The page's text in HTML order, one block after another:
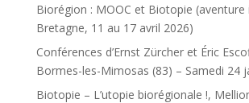
Biorégion : MOOC et Biotopie (aventure
Bretagne, 11 au 17 avril 2026)
Conférences d’Ernst Zürcher et Éric
Bormes-les-Mimosas (83) – Samedi 24
Biotopie – L’utopie biorégionale !,